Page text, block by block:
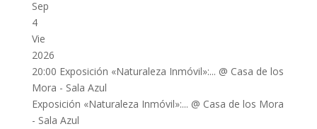
Sep
4
Vie
2026
20:00 Exposición «Naturaleza Inmóvil»:... @ Casa de los
Mora - Sala Azul
Exposición «Naturaleza Inmóvil»:... @ Casa de los Mora
- Sala Azul